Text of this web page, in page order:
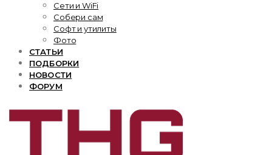
Сети и WiFi
Собери сам
Софт и утилиты
Фото
СТАТЬИ
ПОДБОРКИ
НОВОСТИ
ФОРУМ